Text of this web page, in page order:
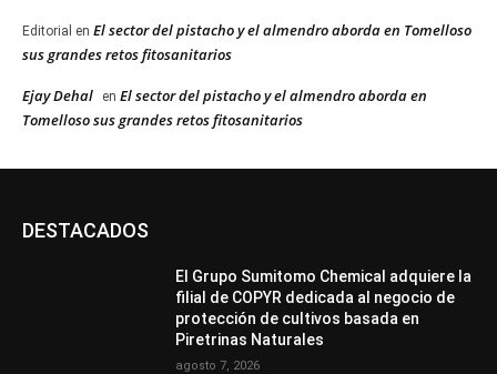
Editorial en El sector del pistacho y el almendro aborda en Tomelloso
sus grandes retos fitosanitarios
Ejay Dehal en El sector del pistacho y el almendro aborda en
Tomelloso sus grandes retos fitosanitarios
DESTACADOS
El Grupo Sumitomo Chemical adquiere la
filial de COPYR dedicada al negocio de
protección de cultivos basada en
Piretrinas Naturales
agosto 7, 2026